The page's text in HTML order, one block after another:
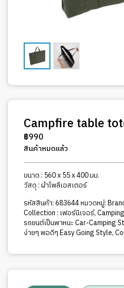
Campfire table
฿990
สินค้าหมดแล้ว
ขนาด : 560 x 55 x 400 มม.
วัสดุ : ผ้าโพลีเอสเตอร์
รหัสสินค้า:683644หมวดหมู่:
Collection : เฟอร์นิเจอร์,
รถยนต์เป็นพาหนะ Car-Camping
ง่ายๆ พอดีๆ Easy Going Style,